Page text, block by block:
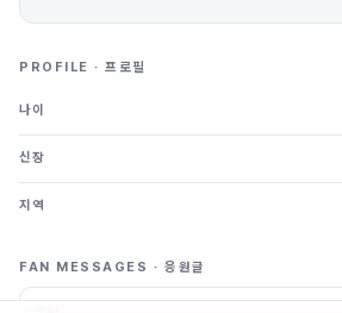
PROFILE · 프로필
나이
신장
지역
FAN MESSAGES · 응원글